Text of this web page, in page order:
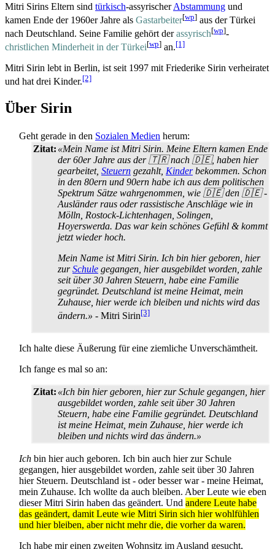
Mitri Sirins Eltern sind türkisch-assyrischerAbstammung und
kamen Ende der 1960er Jahre als Gastarbeiter[wp] aus der Türkei
nach Deutschland. Seine Familie gehört derassyrisch[wp]-
christlichen Minderheit in der Türkei[wp] an.[1]
Mitri Sirin lebt in Berlin, ist seit 1997 mit Friederike Sirin verheiratet
und hat drei Kinder.[2]
Über Sirin
Geht gerade in den Sozialen Medien herum:
Zitat: «Mein Name ist Mitri Sirin. Meine Eltern kamen Ende
der 60er Jahre aus der 🇹🇷 nach 🇩🇪, haben hier
gearbeitet, Steuern gezahlt, Kinderbekommen. Schon
in den 80ern und 90ern habe ich aus dem politischen
Spektrum Sätze wahrgenommen, wie 🇩🇪 den 🇩🇪 -
Ausländer raus oder rassistische Anschläge wie in
Mölln, Rostock-Lichtenhagen, Solingen,
Hoyerswerda. Das war kein schönes Gefühl & kommt
jetzt wieder hoch.
Mein Name ist Mitri Sirin. Ich bin hier geboren, hier
zurSchule gegangen, hier ausgebildet worden, zahle
seit über 30 Jahren Steuern, habe eine Familie
gegründet. Deutschland ist meine Heimat, mein
Zuhause, hier werde ich bleiben und nichts wird das
ändern.» - Mitri Sirin[3]
Ich halte diese Äußerung für eine ziemliche Unverschämtheit.
Ich fange es mal so an:
Zitat: «Ich bin hier geboren, hier zur Schule gegangen, hier
ausgebildet worden, zahle seit über 30 Jahren
Steuern, habe eine Familie gegründet. Deutschland
ist meine Heimat, mein Zuhause, hier werde ich
bleiben und nichts wird das ändern.»
Ich bin hier auch geboren. Ich bin auch hier zur Schule
gegangen, hier ausgebildet worden, zahle seit über 30 Jahren
hier Steuern. Deutschland ist - oder besser war - meine Heimat,
mein Zuhause. Ich wollte da auch bleiben. Aber Leute wie eben
dieser Mitri Sirin haben das geändert. Und andere Leute habe
das geändert, damit Leute wie Mitri Sirin sich hier wohlfühlen
und hier bleiben, aber nicht mehr die, die vorher da waren.
Ich habe mir einen zweiten Wohnsitz im Ausland gesucht,